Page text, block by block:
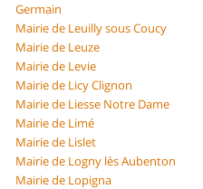
Germain
Mairie de Leuilly sous Coucy
Mairie de Leuze
Mairie de Levie
Mairie de Licy Clignon
Mairie de Liesse Notre Dame
Mairie de Limé
Mairie de Lislet
Mairie de Logny lès Aubenton
Mairie de Lopigna